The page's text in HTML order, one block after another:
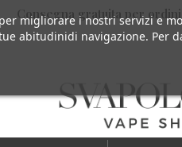
Consegna gratuita per
migliorare i nostri servizi e
abitudinidi navigazione. Per